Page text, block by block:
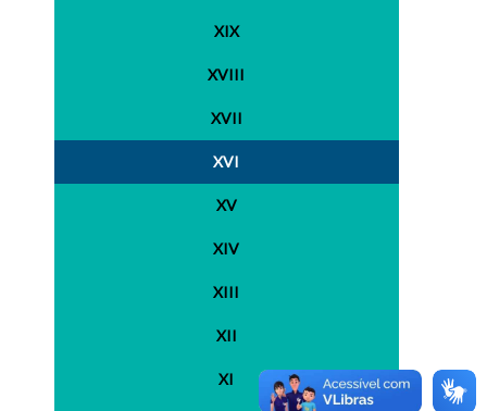
XIX
XVIII
XVII
XVI
XV
XIV
XIII
XII
XI